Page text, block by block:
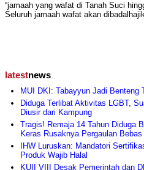
“jamaah yang wafat di Tanah Suci
Seluruh jamaah wafat akan
latestnews
MUI DKI: Tabayyun Jadi Benteng
Diduga Terlibat Aktivitas LGBT,
Diusir dari Kampung
Tragis! Remaja 14 Tahun Diduga
Keras Rusaknya Pergaulan Bebas
IHW Luruskan: Mandatori
Produk Wajib Halal
KUII VIII Desak Pemerintah dan